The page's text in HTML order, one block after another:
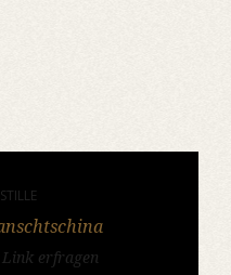
erfragen